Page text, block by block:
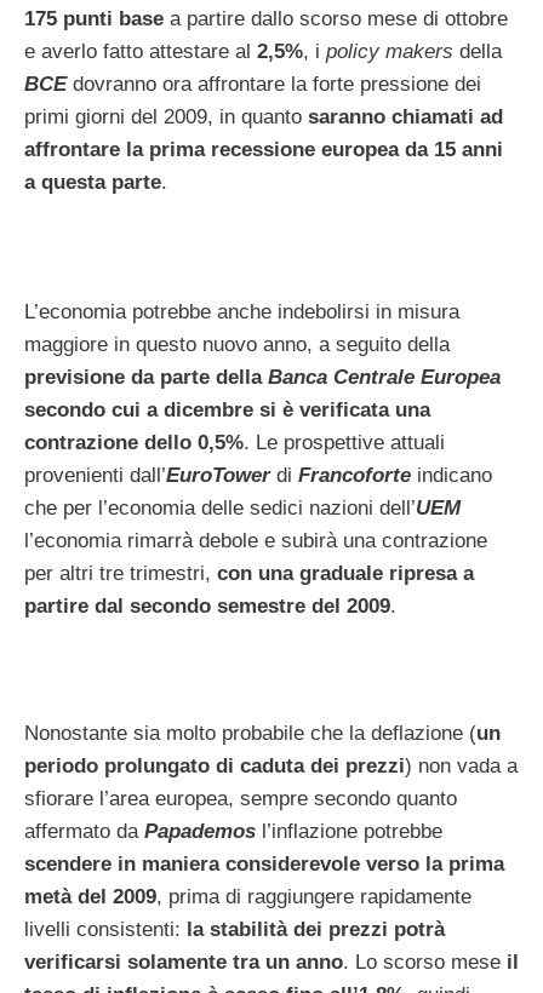
175 punti base a partire dallo scorso mese di ottobre
e averlo fatto attestare al 2,5%, i policy makers della
BCEdovranno ora affrontare la forte pressione dei
primi giorni del 2009, in quanto saranno chiamati ad
affrontare la prima recessione europea da 15 anni
a questa parte.
L’economia potrebbe anche indebolirsi in misura
maggiore in questo nuovo anno, a seguito della
previsione da parte della Banca Centrale Europea
secondo cui a dicembre si è verificata una
contrazione dello 0,5%. Le prospettive attuali
provenienti dall’EuroTowerdi Francoforte indicano
che per l’economia delle sedici nazioni dell’UEM
l’economia rimarrà debole e subirà una contrazione
per altri tre trimestri, con una graduale ripresa a
partire dal secondo semestre del 2009.
Nonostante sia molto probabile che la deflazione (un
periodo prolungato di caduta dei prezzi) non vada a
sfiorare l’area europea, sempre secondo quanto
affermato da Papademos l’inflazione potrebbe
scendere in maniera considerevole verso la prima
metà del 2009, prima di raggiungere rapidamente
livelli consistenti: la stabilità dei prezzi potrà
verificarsi solamente tra un anno. Lo scorso mese il